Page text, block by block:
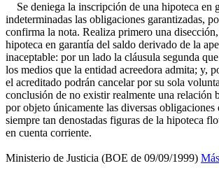
Se deniega la inscripción de una hipoteca en
indeterminadas las obligaciones garantizadas,
confirma la nota. Realiza primero una
hipoteca en garantía del saldo derivado de la
inaceptable: por un lado la cláusula segunda
los medios que la entidad acreedora admita; y,
el acreditado podrán cancelar por su sola
conclusión de no existir realmente una relación
por objeto únicamente las diversas
siempre tan denostadas figuras de la hipoteca
en cuenta corriente.
Ministerio de Justicia (BOE de 09/09/1999)